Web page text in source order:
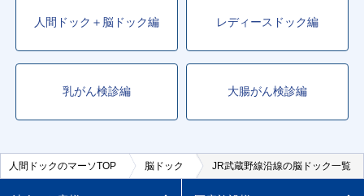
人間ドック＋脳ドック編 レディースドック編
乳がん検診編 大腸がん検診編
人間ドックのマーソTOP 脳ドック JR武蔵野線沿線の脳ドック一覧